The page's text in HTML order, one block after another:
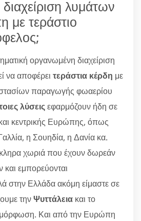
λυμάτων
με τεράστιο
οργανωμένη διαχείριση
να αποφέρει τεράστια κέρδη με
παραγωγής φωαερίου
λύσειςεφαρμόζουν ήδη σε
κεντρικής Ευρώπης, όπως
η Σουηδία, η Δανία κα.
χωριά που έχουν δωρεάν
εμπορεύονται
στην Ελλάδα ακόμη είμαστε σε
τηνΨυττάλεια και το
Και από την Ευρώπη